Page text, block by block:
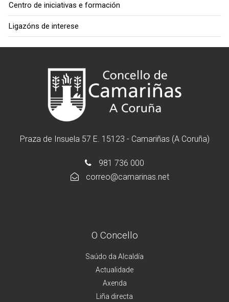
Centro de iniciativas e formación
Ligazóns de interese
Praza de Insuela 57 E. 15123 - Camariñas (A Coruña)
981 736 000
correo@camarinas.net
O Concello
Saúdo da Alcaldía
Actualidade
Axenda
Liña directa